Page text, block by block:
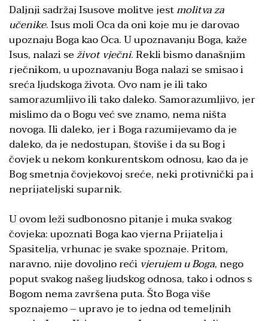
Daljnji sadržaj Isusove molitve jestmolitva za
učenike. Isus moli Oca da oni koje mu je darovao
upoznaju Boga kao Oca. U upoznavanju Boga, kaže
Isus, nalazi seživot vječni. Rekli bismo današnjim
rječnikom, u upoznavanju Boga nalazi se smisao i
sreća ljudskoga života. Ovo nam je ili tako
samorazumljivo ili tako daleko. Samorazumljivo, jer
mislimo da o Bogu već sve znamo, nema ništa
novoga. Ili daleko, jer i Boga razumijevamo da je
daleko, da je nedostupan, štoviše i da su Bog i
čovjek u nekom konkurentskom odnosu, kao da je
Bog smetnja čovjekovoj sreće, neki protivnički pa i
neprijateljski suparnik.
U ovom leži sudbonosno pitanje i muka svakog
čovjeka: upoznati Boga kao vjerna Prijatelja i
Spasitelja, vrhunac je svake spoznaje. Pritom,
naravno, nije dovoljno reći vjerujem u Boga, nego
poput svakog našeg ljudskog odnosa, tako i odnos s
Bogom nema završena puta. Što Boga više
spoznajemo – upravo je to jedna od temeljnih